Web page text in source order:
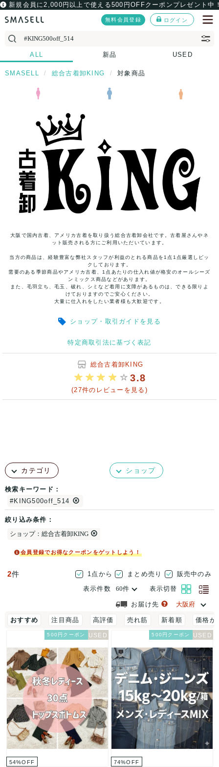
新規会員に2,000円以上で使える500円OFFクーポンプレゼント中
無料会員登録 ログイン
ALL 新品 USED
SMASELL 総合古着卸KING 対象商品
大阪で国内古着、アメリカ古着を取り扱う総合古着卸会社です。古着屋さんやネ
ット販売される方にご利用いただいています。
当方の商品は、経験豊富な弊社スタッフが利益のとれる商品を1点1点厳選しピッ
クしております。
需要のある季節商品やアメリカ古着、1点あたりの仕入れ値が格安のオールシーズ
ンミックス商品などがあります。
また、毛羽立ち、毛玉、破れ、シミなど着用に支障があるものは、できる限りよ
けておりますのでご安心ください。
大量に仕入れをしたい業者様も大歓迎です。
ショップ・取引ガイドを見る
特定商取引法に基づく表記
総合古着卸KING
3.8
(27件のレビューを見る)
カテゴリ ショップ
検索キーワード：
#KING500off_514
絞り込み条件：
ショップ：総合古着卸KING
会員登録でお得なクーポンをゲットしよう！
2件 1点から まとめ売り
販売中のみ
表示件数
表示切替
お届け先
おすすめ 注目商品 高評価 売れ筋 新着順 価格が
500円クーポン
54%OFF
500円クーポン
74%OFF